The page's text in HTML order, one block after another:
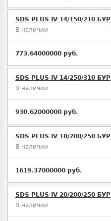
SDS PLUS IV 14/150/210 БУР
В наличии
773.64000000 руб.
SDS PLUS IV 14/250/310 БУР
В наличии
930.62000000 руб.
SDS PLUS IV 18/200/250 БУР
В наличии
1619.37000000 руб.
SDS PLUS IV 20/200/250 БУР
В наличии